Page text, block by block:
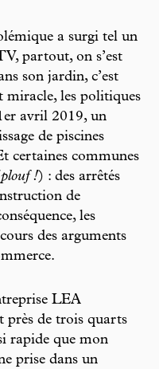
a surgi tel un
partout, on s’est
son jardin, c’est
miracle, les politiques
avril 2019, un
de piscines
certaines communes
plouf !) : des arrêtés
de
les
des arguments
LEA
près de trois quarts
rapide que mon
prise dans un